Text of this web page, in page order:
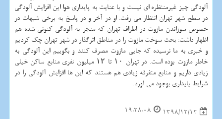
آلودگی چیز غیرمنتظره ای نیست و با عنایت به پایداری هوا این افزایش آلودگی
در سطح شهر تهران انتظار می رفت. او در آخر و در پاسخ به برخی شبهات در
خصوص سوزاندن مازوت در اطراف تهران كه منجر به آلودگی كنونی شده هم
اظهار داشت: بحث سوخت مازوت را در مناطق اثرگذار در شهر تهران چك كردیم
و خبری به ما نرسیده كه جایی مازوت مصرف كنند و بگوییم این آلودگی به
خاطر مازوت بوده است. در تهران ۱۰ تا ۱۲ میلیون نفری منابع ساكن خیلی
زیادی داریم و منابع متفرقه زیادی هم هستند كه این ها افزایش آلودگی را در
شرایط پایداری بوجود می آورد.
1398/12/12
19:28:08